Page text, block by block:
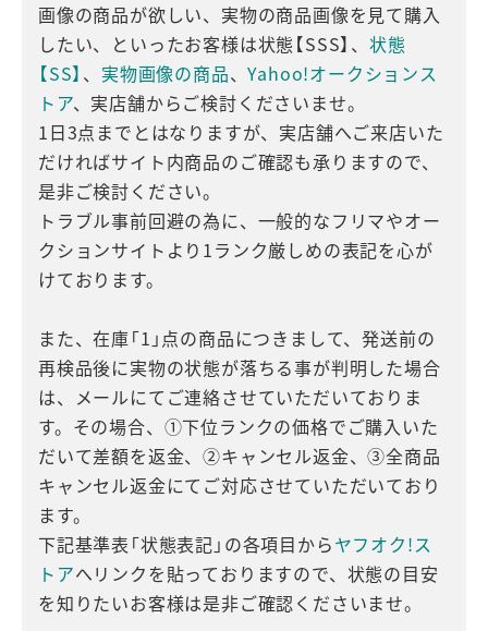
画像の商品が欲しい、実物の商品画像を見て購入
したい、といったお客様は状態【SSS】、 状態
【SS】 、 実物画像の商品、Yahoo!オークションス
トア、実店舗からご検討くださいませ。
1日3点までとはなりますが、実店舗へご来店いた
だければサイト内商品のご確認も承りますので、
是非ご検討ください。
トラブル事前回避の為に、一般的なフリマやオー
クションサイトより1ランク厳しめの表記を心が
けております。
また、在庫「1」点の商品につきまして、発送前の
再検品後に実物の状態が落ちる事が判明した場合
は、メールにてご連絡させていただいておりま
す。その場合、①下位ランクの価格でご購入いた
だいて差額を返金、②キャンセル返金、③全商品
キャンセル返金にてご対応させていただいており
ます。
下記基準表「状態表記」の各項目からヤフオク!ス
トアへリンクを貼っておりますので、状態の目安
を知りたいお客様は是非ご確認くださいませ。